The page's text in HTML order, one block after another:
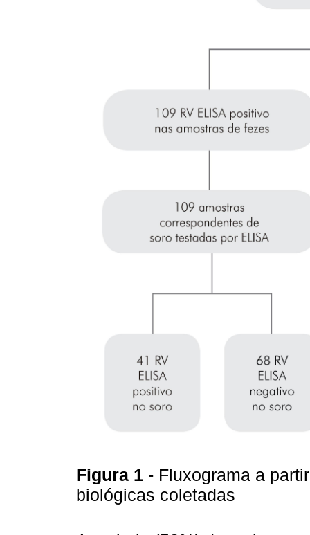
Figura 1 - Fluxograma a
biológicas coletadas